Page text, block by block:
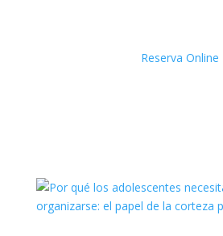
Reserva Online